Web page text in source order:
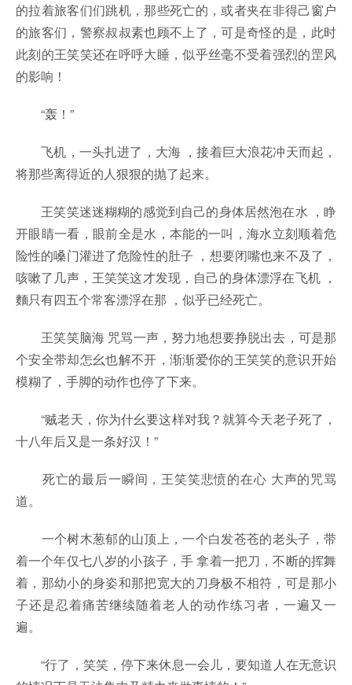
的拉着旅客们们跳机，那些死亡的，或者夹在非得己窗户
的旅客们，警察叔叔素也顾不上了，可是奇怪的是，此时
此刻的王笑笑还在呼呼大睡，似乎丝毫不受着强烈的罡风
的影响！
“轰！”
飞机，一头扎进了，大海 ，接着巨大浪花冲天而起，
将那些离得近的人狠狠的抛了起来。
王笑笑迷迷糊糊的感觉到自己的身体居然泡在水 ，睁
开眼睛一看，眼前全是水，本能的一叫，海水立刻顺着危
险性的嗓门灌进了危险性的肚子 ，想要闭嘴也来不及了，
咳嗽了几声，王笑笑这才发现，自己的身体漂浮在飞机 ，
麵只有四五个常客漂浮在那 ，似乎已经死亡。
王笑笑脑海 咒骂一声，努力地想要挣脱出去，可是那
个安全带却怎幺也解不开，渐渐爱你的王笑笑的意识开始
模糊了，手脚的动作也停了下来。
“贼老天，你为什幺要这样对我？就算今天老子死了，
十八年后又是一条好汉！”
死亡的最后一瞬间，王笑笑悲愤的在心 大声的咒骂
道。
一个树木葱郁的山顶上，一个白发苍苍的老头子，带
着一个年仅七八岁的小孩子，手 拿着一把刀，不断的挥舞
着，那幼小的身姿和那把宽大的刀身极不相符，可是那小
子还是忍着痛苦继续随着老人的动作练习者，一遍又一
遍。
“行了，笑笑，停下来休息一会儿，要知道人在无意识